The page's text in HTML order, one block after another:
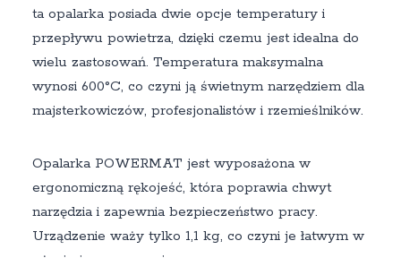
ta opalarka posiada dwie opcje temperatury i
przepływu powietrza, dzięki czemu jest idealna do
wielu zastosowań. Temperatura maksymalna
wynosi 600°C, co czyni ją świetnym narzędziem dla
majsterkowiczów, profesjonalistów i rzemieślników.
Opalarka POWERMAT jest wyposażona w
ergonomiczną rękojeść, która poprawia chwyt
narzędzia i zapewnia bezpieczeństwo pracy.
Urządzenie waży tylko 1,1 kg, co czyni je łatwym w